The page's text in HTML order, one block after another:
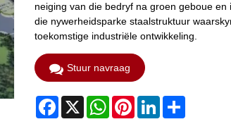
neiging van die bedryf na groen geboue
die nywerheidsparke staalstruktuur
toekomstige industriële ontwikkeling.
Stuur navraag
Facebook
X WhatsAppPinterestLinkedInShare